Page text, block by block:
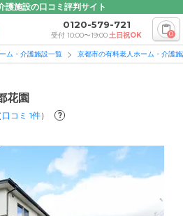
護施設の口コミ評判サイト
0120-579-721
受付 10:00〜19:00土日祝OK 0
ム・介護施設一覧 京都市の有料老人ホーム・介護
花園
口コミ 1件） ?